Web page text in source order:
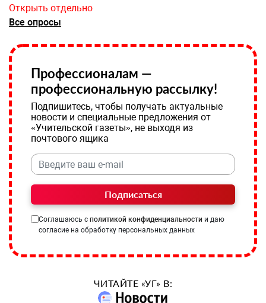
Открыть отдельно
Все опросы
Профессионалам —
профессиональную рассылку!
Подпишитесь, чтобы получать актуальные
новости и специальные предложения от
«Учительской газеты», не выходя из
почтового ящика
Подписаться
Соглашаюсь с политикой конфиденциальности и даю
согласие на обработку персональных данных
ЧИТАЙТЕ «УГ» В: